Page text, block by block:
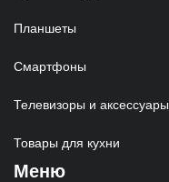
Планшеты
Смартфоны
Телевизоры и аксессуары
Товары для кухни
Меню